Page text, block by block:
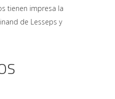
tienen impresa la
de Lesseps y